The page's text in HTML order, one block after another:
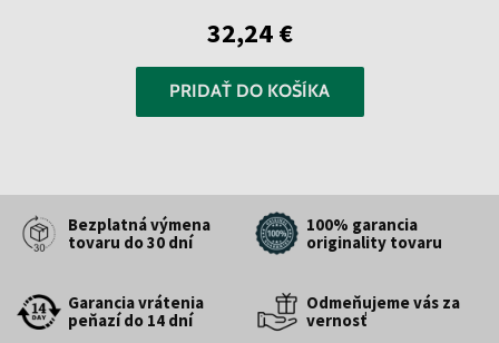
32,24 €
PRIDAŤ DO KOŠÍKA
Bezplatná výmena
tovaru do 30 dní
100% garancia
originality tovaru
Garancia vrátenia
peňazí do 14 dní
Odmeňujeme vás za
vernosť